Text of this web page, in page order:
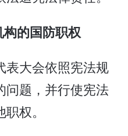
的国防职权
大会依照宪法规
问题，并行使宪法
权。